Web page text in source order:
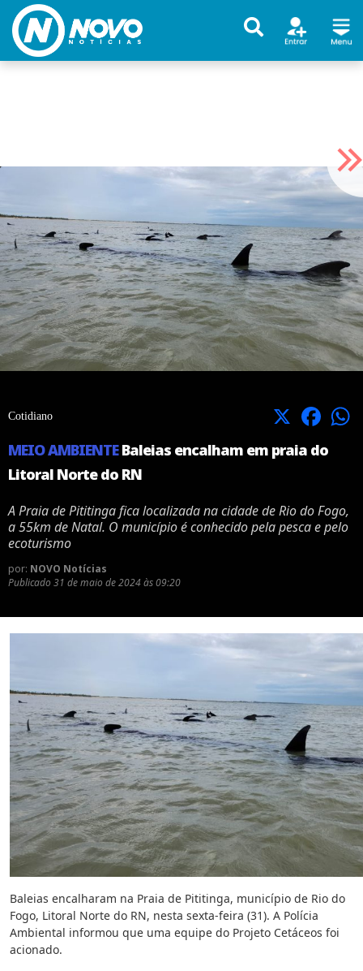
Cotidiano X Facebook
MEIO AMBIENTEBaleias encalham em praia do
Litoral Norte do RN
A Praia de Pititinga fica localizada na cidade de Rio do Fogo,
a 55km de Natal. O município é conhecido pela pesca e pelo
ecoturismo
por: NOVO Notícias
Publicado 31 de maio de 2024 às 09:20
Baleias encalharam na Praia de Pititinga, município de Rio do
Fogo, Litoral Norte do RN, nesta sexta-feira (31). A Polícia
Ambiental informou que uma equipe do Projeto Cetáceos foi
acionado.